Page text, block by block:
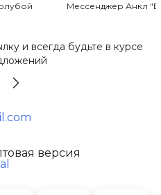
Мессенджер Анкл
и всегда будьте в курсе
версия